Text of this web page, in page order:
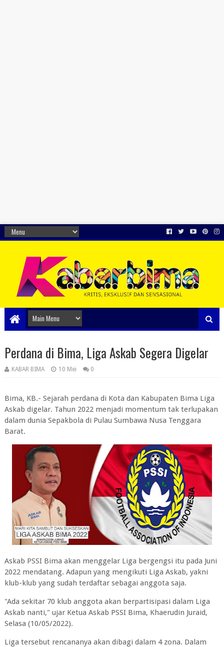
Perdana di Bima, Liga Askab Segera Digelar
KABAR BIMA 10 Mei 0
Bima, KB.- Sejarah perdana di Kota dan Kabupaten Bima Liga
Askab digelar. Tahun 2022 menjadi momentum tak terlupakan
dalam dunia Sepakbola di Pulau Sumbawa Nusa Tenggara
Barat.
Askab PSSI Bima akan menggelar Liga bergengsi itu pada Juni
2022 mendatang. Adapun yang mengikuti Liga Askab, yakni
klub-klub yang sudah terdaftar sebagai anggota saja.
"Ada sekitar 70 klub anggota akan berpartisipasi dalam Liga
Askab nanti," ujar Ketua Askab PSSI Bima, Khaerudin Juraid,
Selasa (10/05/2022).
Liga tersebut rencananya akan dibagi dalam 4 zona. Dalam